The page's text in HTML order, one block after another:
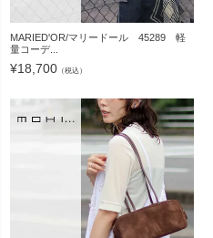
MARIED'OR/マリードール 45289 軽
量コーデ...
¥18,700 （税込）